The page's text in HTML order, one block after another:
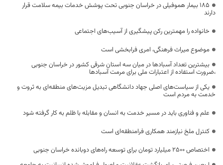
۱۸۵ بیمار هموفیلی در خراسان جنوبی تحت پوشش خدمات بیمه سلامت قرار
دارند
خانواده را مهمترین رکن پیشگیری از آسیب‌های اجتماعی
موضوع میراث فرهنگی، امری فرابخشی است
بیشترین تعداد آسبادها در میان سه استان شرقی کشور در خراسان جنوبی
،ضرورت استفاده از اعتبارات ملی برای مرمت آسبادها
یکی از سیاست‌های اصلی جهاد دانشگاهی تبدیل مزیت‌های منطقه‌ای به ثروت و
خدمت به مردم است
علم و فناوری باید در مسیر خدمت به انسان و مقابله با ظلم به کار گرفته شود
کنترل ملخ نیازمند همکاری فرامنطقه‌ای است
اختصاص 2500 میلیارد تومان برای توسعه راه‌های دوبانده خراسان جنوبی